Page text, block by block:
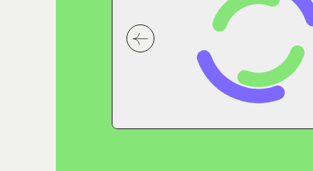
לחץ לשיקופית הבאה בסליידר בסליידר המלצות של הבוגרים